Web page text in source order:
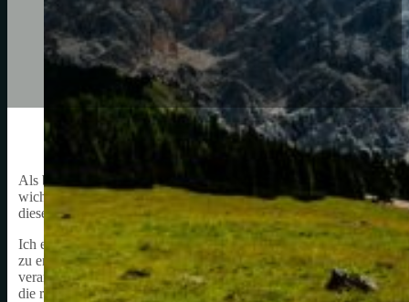
Als begeisterter BMX-Fahrer weiß ich, wie wichtig es ist, meine
wichtigsten Sicherheitsmerkmale ist der BMX-Helm, und es ist
diesem Artikel werde ich über BMX-Helme für Kinder sprechen
Ich erinnere mich noch gut an meine ersten Erfahrungen mit
zu erkunden. Für meine eigenen Kinder möchte ich die gleiche
verantwortungsbewusst und sicher zu fahren. Deshalb wähle ich
die richtige Größe und den richtigen Schutz bieten.